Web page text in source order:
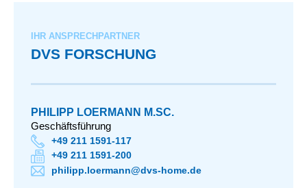
IHR ANSPRECHPARTNER
DVS FORSCHUNG
PHILIPP LOERMANN M.SC.
Geschäftsführung
+49 211 1591-117
+49 211 1591-200
philipp.loermann@dvs-home.de